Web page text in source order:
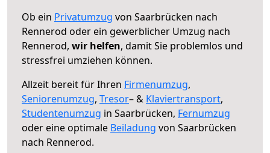
Ob ein Privatumzug von Saarbrücken nach
Rennerod oder ein gewerblicher Umzug nach
Rennerod, wir helfen, damit Sie problemlos und
stressfrei umziehen können.
Allzeit bereit für Ihren Firmenumzug,
Seniorenumzug, Tresor– & Klaviertransport,
Studentenumzug in Saarbrücken, Fernumzug
oder eine optimale Beiladung von Saarbrücken
nach Rennerod.